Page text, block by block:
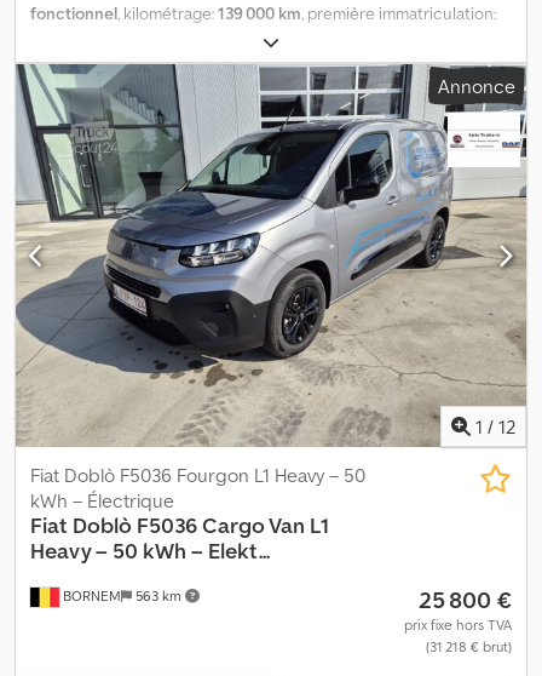
fonctionnel, kilométrage:139 000 km, première immatriculation:
diesel
kg, poids total:2 145 kg, prochaine inspection (TÜV):04/2027,
carburant: diesel , efficacité énergétique:D, couleur: blanc
cabine conducteur:cabine courte, nombre de vitesses:6, classe
d'émission:Euro 6d, nombre de sièges:2, longueur totale:4 406
mm, largeur totale: 1 832 mm
, longueur de l'espace de
chargement:1 700 mm, Année de construction:2021,
Équipement:ABS, Port USB, airbag, climatisation,
immatriculation de camion, ordinateur de bord, porte
coulissante, système start-stop, verrouillage centralisé,
véhicule non-fumeur, FIAT DOBLO' 1.6 JTD 105 CV, année 2021,
avec 139 000 km. Un seul propriétaire. 2 places. Climatisation.
Contrôle technique valide. Porte latérale coulissante. Norme
Euro 6D. Charge utile de 631 kg. Entretien complet effectué
récemment, avec remplacement de la courroie de distribution.
Credpfxeznkwaj Agxof
Annonce
1 / 12
BORNEM 563 km
Fiat Doblò F5036 Fourgon L1 Heavy – 50
kWh – Électrique
Fiat Doblò F5036 Cargo Van L1
Heavy – 50 kWh – Elekt...
25 800 €
prix fixe hors TVA
(31 218 € brut)